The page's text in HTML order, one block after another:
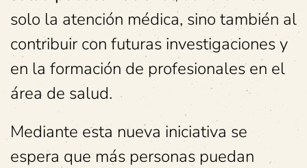
solo la atención médica, sino también al
contribuir con futuras investigaciones y
en la formación de profesionales en el
área de salud.
Mediante esta nueva iniciativa se
espera que más personas puedan